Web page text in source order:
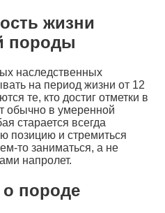
жизни
породы
наследственных
на период жизни от 12
те, кто достиг отметки в
обычно в умеренной
старается всегда
позицию и стремиться
то заниматься, а не
напролет.
породе